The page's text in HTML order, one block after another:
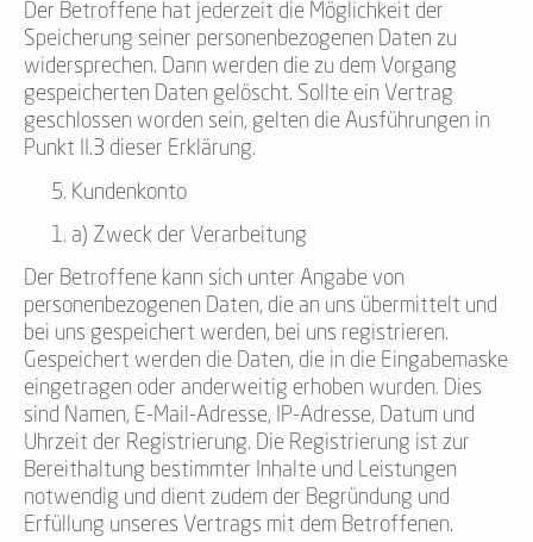
Der Betroffene hat jederzeit die Möglichkeit der
Speicherung seiner personenbezogenen Daten zu
widersprechen. Dann werden die zu dem Vorgang
gespeicherten Daten gelöscht. Sollte ein Vertrag
geschlossen worden sein, gelten die Ausführungen in
Punkt II.3 dieser Erklärung.
Kundenkonto
a) Zweck der Verarbeitung
Der Betroffene kann sich unter Angabe von
personenbezogenen Daten, die an uns übermittelt und
bei uns gespeichert werden, bei uns registrieren.
Gespeichert werden die Daten, die in die Eingabemaske
eingetragen oder anderweitig erhoben wurden. Dies
sind Namen, E-Mail-Adresse, IP-Adresse, Datum und
Uhrzeit der Registrierung. Die Registrierung ist zur
Bereithaltung bestimmter Inhalte und Leistungen
notwendig und dient zudem der Begründung und
Erfüllung unseres Vertrags mit dem Betroffenen.